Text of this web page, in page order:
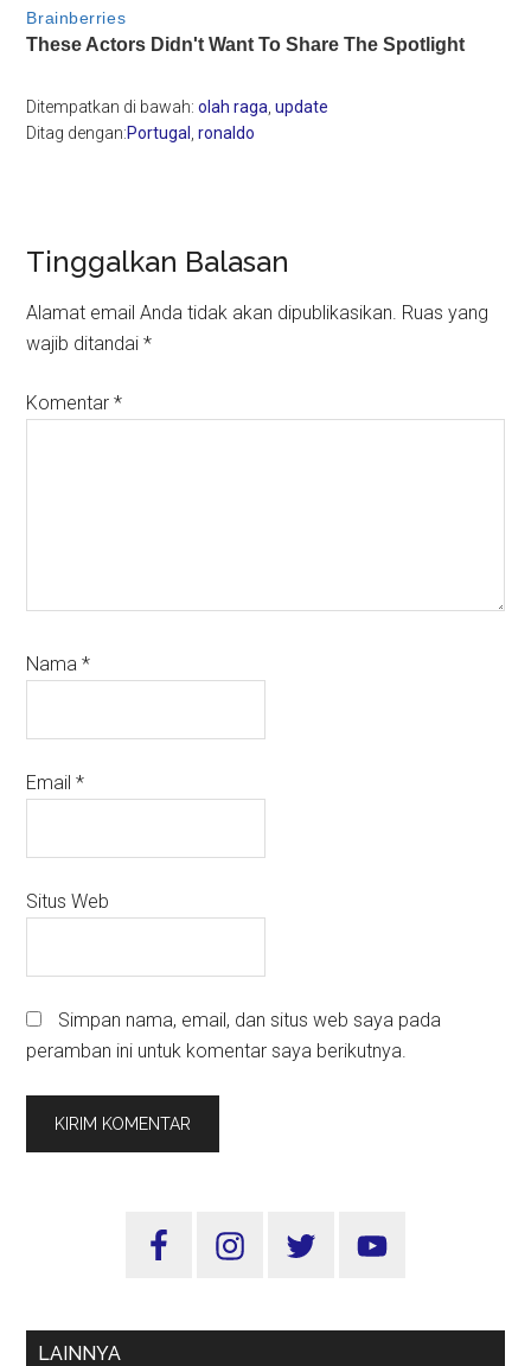
Ditempatkan di bawah:olah raga ,update
Ditag dengan:Portugal ,ronaldo
Reader
Interactions
Tinggalkan Balasan
Alamat email Anda tidak akan dipublikasikan. Ruas yang
wajib ditandai*
Komentar*
Nama*
Email*
Situs Web
Simpan nama, email, dan situs web saya pada
peramban ini untuk komentar saya berikutnya.
Sidebar
LAINNYA